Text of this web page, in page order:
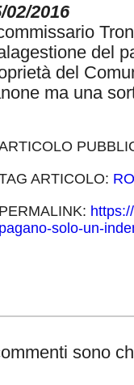
02/2016
del
del
ma una
ARTICOLO:
PERMALINK:
pagano-solo-un-
sono